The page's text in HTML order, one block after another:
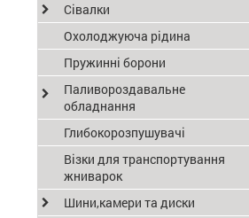
Сівалки
Охолоджуюча рідина
Пружинні борони
Паливороздавальне
обладнання
Глибокорозпушувачі
Візки для транспортування
жниварок
Шини,камери та диски